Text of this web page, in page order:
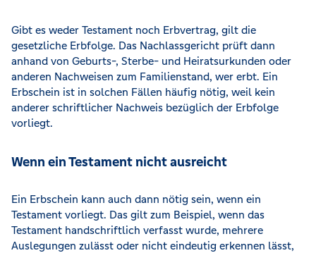
Gibt es weder Testament noch Erbvertrag, gilt die
gesetzliche Erbfolge. Das Nachlassgericht prüft dann
anhand von Geburts-, Sterbe- und Heiratsurkunden oder
anderen Nachweisen zum Familienstand, wer erbt. Ein
Erbschein ist in solchen Fällen häufig nötig, weil kein
anderer schriftlicher Nachweis bezüglich der Erbfolge
vorliegt.
Wenn ein Testament nicht ausreicht
Ein Erbschein kann auch dann nötig sein, wenn ein
Testament vorliegt. Das gilt zum Beispiel, wenn das
Testament handschriftlich verfasst wurde, mehrere
Auslegungen zulässt oder nicht eindeutig erkennen lässt,